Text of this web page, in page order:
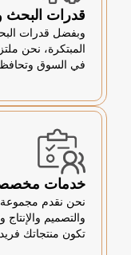
قدرات البحث
وبفضل قدرات
المبتكرة، نحن
في السوق وتحافظ
خدمات
نحن نقدم
والتصميم
تكون منتجاتك